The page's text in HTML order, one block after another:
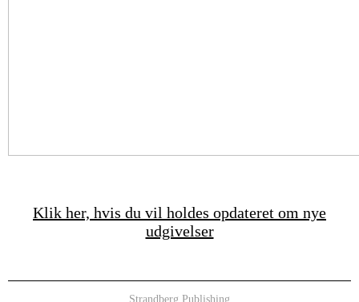
Klik her, hvis du vil holdes opdateret om nye
udgivelser
Strandberg Publishing